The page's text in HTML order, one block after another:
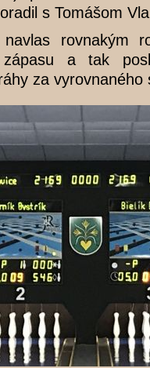
s Tomášom
rovnakým
a tak
za vyrovnaného